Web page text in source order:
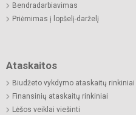
Bendradarbiavimas
Priėmimas į lopšelį-darželį
Ataskaitos
Biudžeto vykdymo ataskaitų rinkiniai
Finansinių ataskaitų rinkiniai
Lėšos veiklai viešinti